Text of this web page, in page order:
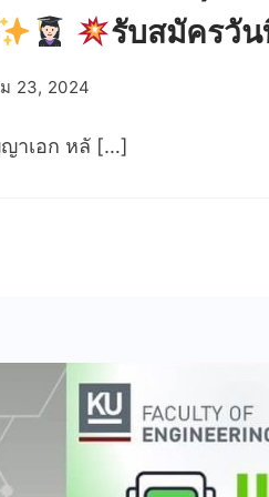
รับสมัครวัน
23, 2024
าเอก หลั […]